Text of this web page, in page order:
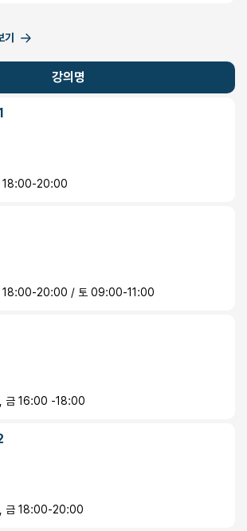
기
강의명
18:00-20:00
18:00-20:00 / 토 09:00-11:00
금 16:00 -18:00
금 18:00-20:00